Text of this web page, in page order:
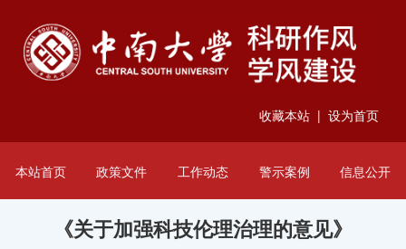
收藏本站 | 设为首页
本站首页 政策文件 工作动态 警示案例 信息公开
《关于加强科技伦理治理的意见》